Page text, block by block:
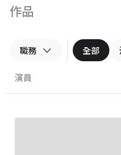
作品
職務 全部
演員